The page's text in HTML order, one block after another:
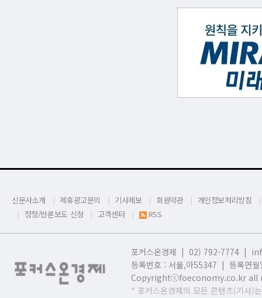
신문사소개 제휴광고문의 기사제보 회원약관
개인정보처리방침
정정/반론보도 신청
고객센터 RSS
포커스온경제 | 02) 792-7774 |
등록번호 : 서울,아55347 | 등록연
Copyrightⓒfoeconomy.co.kr all
* 포커스온경제의 모든 콘텐츠(기사)